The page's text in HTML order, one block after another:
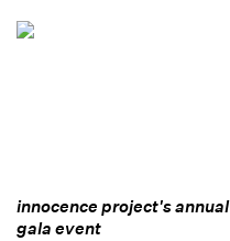
innocence project's annual
gala event